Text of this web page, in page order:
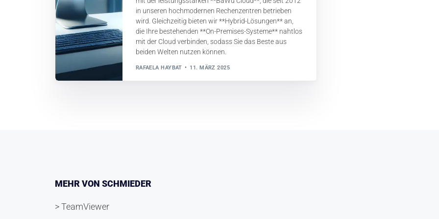
in unseren hochmodernen Rechenzentren betrieben
wird. Gleichzeitig bieten wir **Hybrid-Lösungen** an,
die Ihre bestehenden **On-Premises-Systeme** nahtlos
mit der Cloud verbinden, sodass Sie das Beste aus
beiden Welten nutzen können.
RAFAELA HAYBAT 11. MÄRZ 2025
MEHR VON SCHMIEDER
> TeamViewer